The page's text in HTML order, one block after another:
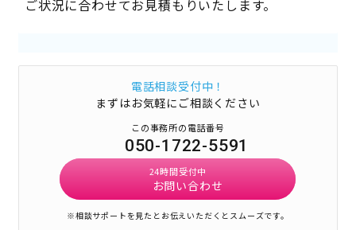
ご状況に合わせてお見積もりいたします。
電話相談受付中！
まずはお気軽にご相談ください
この事務所の電話番号
050-1722-5591
24時間受付中
お問い合わせ
※相談サポートを見たとお伝えいただくとスムーズです。